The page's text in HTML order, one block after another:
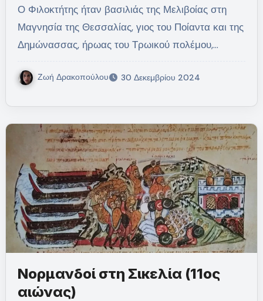
Ο Φιλοκτήτης ήταν βασιλιάς της Μελιβοίας στη
Μαγνησία της Θεσσαλίας, γιος του Ποίαντα και της
Δημώνασσας, ήρωας του Τρωικού πολέμου,…
Ζωή Δρακοπούλου 30 Δεκεμβρίου 2024
Νορμανδοί στη Σικελία (11ος
αιώνας)